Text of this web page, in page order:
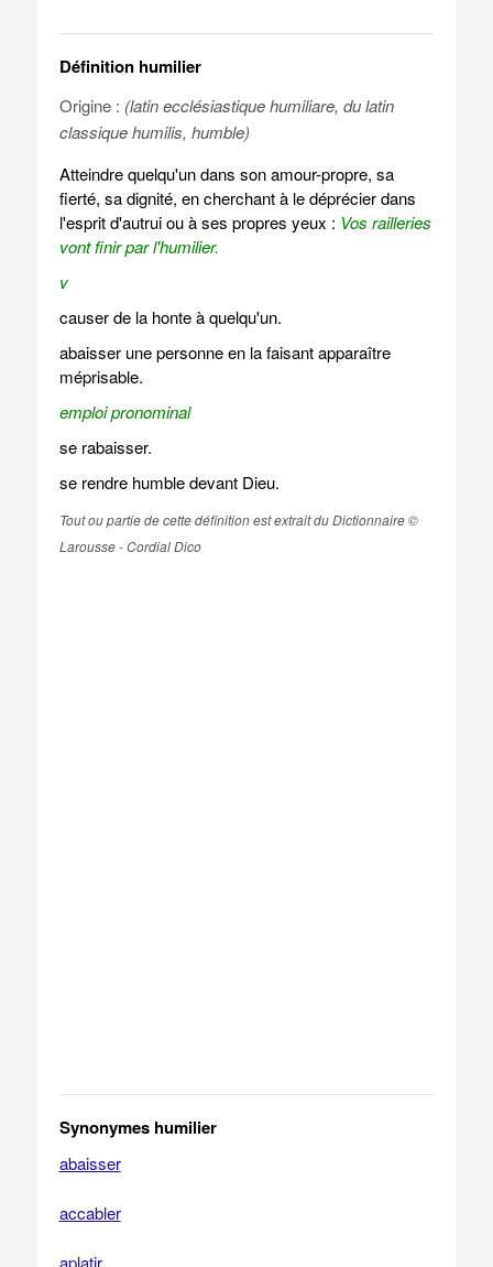
Définition humilier
Origine : (latin ecclésiastique humiliare, du latin
classique humilis, humble)
Atteindre quelqu'un dans son amour-propre, sa
fierté, sa dignité, en cherchant à le déprécier dans
l'esprit d'autrui ou à ses propres yeux : Vos railleries
vont finir par l'humilier.
v
causer de la honte à quelqu'un.
abaisser une personne en la faisant apparaître
méprisable.
emploi pronominal
se rabaisser.
se rendre humble devant Dieu.
Tout ou partie de cette définition est extrait du Dictionnaire ©
Larousse - Cordial Dico
Synonymes humilier
abaisser
accabler
aplatir